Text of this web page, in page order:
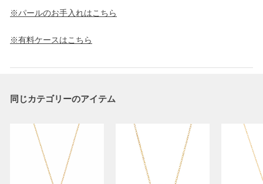
※パールのお手入れはこちら
※有料ケースはこちら
同じカテゴリーのアイテム